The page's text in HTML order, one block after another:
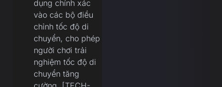
dụng chính xác
vào các bộ điều
chỉnh tốc độ di
chuyển, cho phép
người chơi trải
nghiệm tốc độ di
chuyển tăng